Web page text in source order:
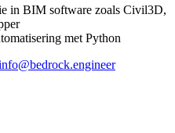
in BIM software zoals Civil3D,
met Python